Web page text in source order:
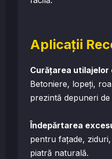
Aplicații
Curățarea
Betoniere, lopeți,
prezintă depuneri
Îndepărtarea
pentru fațade,
piatră naturală.